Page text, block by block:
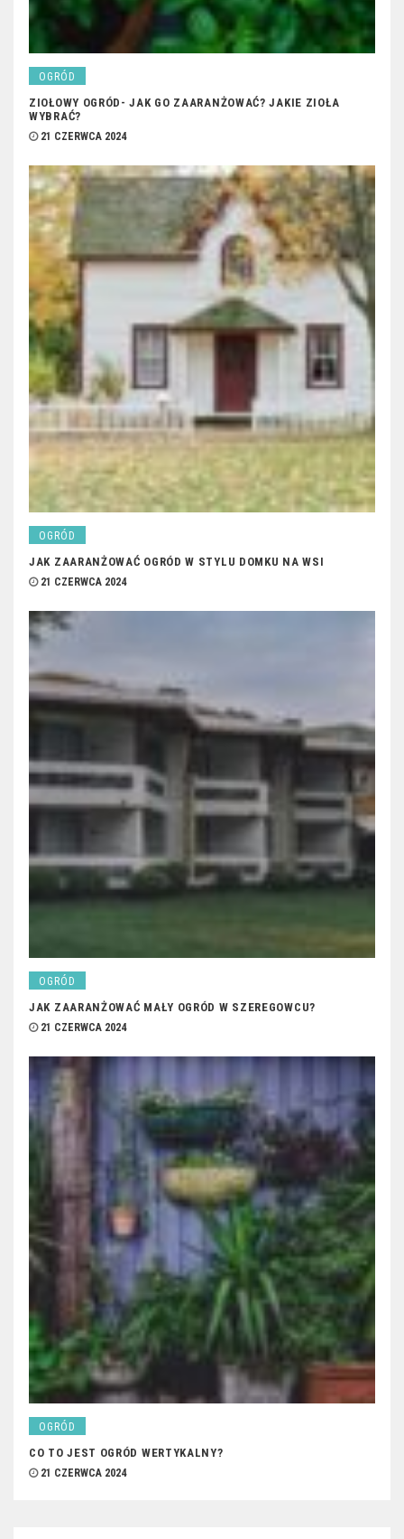
OGRÓD
ZIOŁOWY OGRÓD- JAK GO ZAARANŻOWAĆ? JAKIE ZIOŁA
WYBRAĆ?
21 CZERWCA 2024
OGRÓD
JAK ZAARANŻOWAĆ OGRÓD W STYLU DOMKU NA WSI
21 CZERWCA 2024
OGRÓD
JAK ZAARANŻOWAĆ MAŁY OGRÓD W SZEREGOWCU?
21 CZERWCA 2024
OGRÓD
CO TO JEST OGRÓD WERTYKALNY?
21 CZERWCA 2024